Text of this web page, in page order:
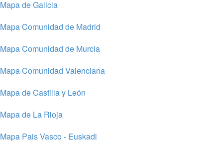
Mapa de Galicia
Mapa Comunidad de Madrid
Mapa Comunidad de Murcia
Mapa Comunidad Valenciana
Mapa de Castilla y León
Mapa de La Rioja
Mapa Pais Vasco - Euskadi